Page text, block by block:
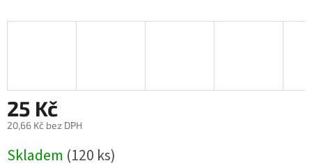
25 Kč
20,66 Kč bez DPH
cena:
Skladem (120 ks)